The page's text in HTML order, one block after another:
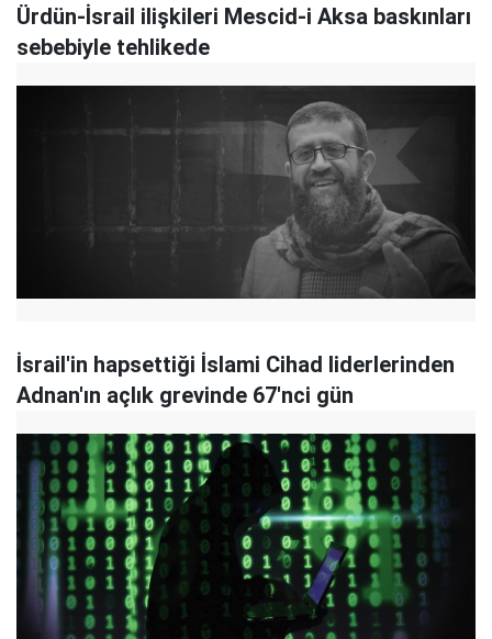
Ürdün-İsrail ilişkileri Mescid-i Aksa baskınları
sebebiyle tehlikede
İsrail'in hapsettiği İslami Cihad liderlerinden
Adnan'ın açlık grevinde 67'nci gün